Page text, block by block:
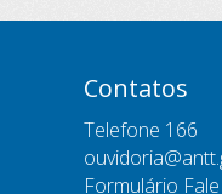
Contatos
Telefone 166
Formulário